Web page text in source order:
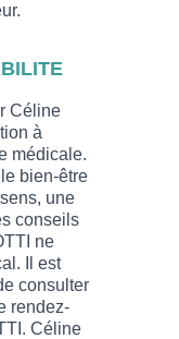
Céline
à
médicale.
bien-être
une
conseils
ne
Il est
consulter
rendez-
Céline